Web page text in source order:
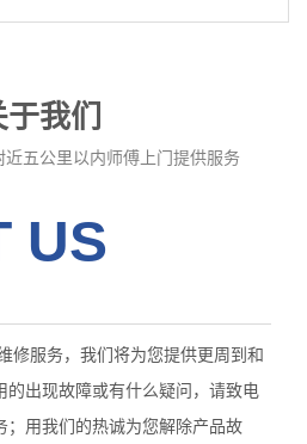
于我们
近五公里以内师傅上门提供服务
US
服务，我们将为您提供更周到和
的出现故障或有什么疑问，请致电
；用我们的热诚为您解除产品故